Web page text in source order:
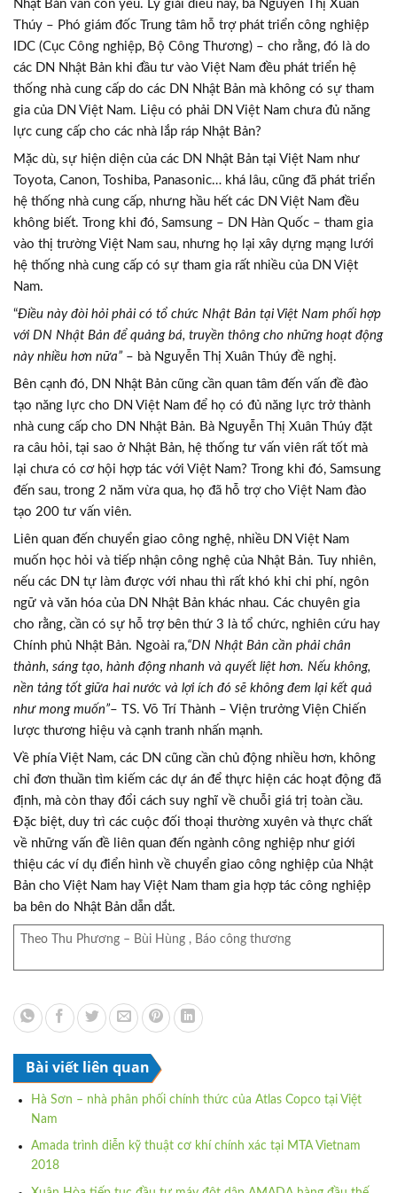
Nhật Bản vẫn còn yếu. Lý giải điều này, bà Nguyễn Thị Xuân
Thúy – Phó giám đốc Trung tâm hỗ trợ phát triển công nghiệp
IDC (Cục Công nghiệp, Bộ Công Thương) – cho rằng, đó là do
các DN Nhật Bản khi đầu tư vào Việt Nam đều phát triển hệ
thống nhà cung cấp do các DN Nhật Bản mà không có sự tham
gia của DN Việt Nam. Liệu có phải DN Việt Nam chưa đủ năng
lực cung cấp cho các nhà lắp ráp Nhật Bản?
Mặc dù, sự hiện diện của các DN Nhật Bản tại Việt Nam như
Toyota, Canon, Toshiba, Panasonic… khá lâu, cũng đã phát triển
hệ thống nhà cung cấp, nhưng hầu hết các DN Việt Nam đều
không biết. Trong khi đó, Samsung – DN Hàn Quốc – tham gia
vào thị trường Việt Nam sau, nhưng họ lại xây dựng mạng lưới
hệ thống nhà cung cấp có sự tham gia rất nhiều của DN Việt
Nam.
“Điều này đòi hỏi phải có tổ chức Nhật Bản tại Việt Nam phối hợp
với DN Nhật Bản để quảng bá, truyền thông cho những hoạt động
này nhiều hơn nữa” – bà Nguyễn Thị Xuân Thúy đề nghị.
Bên cạnh đó, DN Nhật Bản cũng cần quan tâm đến vấn đề đào
tạo năng lực cho DN Việt Nam để họ có đủ năng lực trở thành
nhà cung cấp cho DN Nhật Bản. Bà Nguyễn Thị Xuân Thúy đặt
ra câu hỏi, tại sao ở Nhật Bản, hệ thống tư vấn viên rất tốt mà
lại chưa có cơ hội hợp tác với Việt Nam? Trong khi đó, Samsung
đến sau, trong 2 năm vừa qua, họ đã hỗ trợ cho Việt Nam đào
tạo 200 tư vấn viên.
Liên quan đến chuyển giao công nghệ, nhiều DN Việt Nam
muốn học hỏi và tiếp nhận công nghệ của Nhật Bản. Tuy nhiên,
nếu các DN tự làm được với nhau thì rất khó khi chi phí, ngôn
ngữ và văn hóa của DN Nhật Bản khác nhau. Các chuyên gia
cho rằng, cần có sự hỗ trợ bên thứ 3 là tổ chức, nghiên cứu hay
Chính phủ Nhật Bản. Ngoài ra,“DN Nhật Bản cần phải chân
thành, sáng tạo, hành động nhanh và quyết liệt hơn. Nếu không,
nền tảng tốt giữa hai nước và lợi ích đó sẽ không đem lại kết quả
như mong muốn”– TS. Võ Trí Thành – Viện trưởng Viện Chiến
lược thương hiệu và cạnh tranh nhấn mạnh.
Về phía Việt Nam, các DN cũng cần chủ động nhiều hơn, không
chỉ đơn thuần tìm kiếm các dự án để thực hiện các hoạt động đã
định, mà còn thay đổi cách suy nghĩ về chuỗi giá trị toàn cầu.
Đặc biệt, duy trì các cuộc đối thoại thường xuyên và thực chất
về những vấn đề liên quan đến ngành công nghiệp như giới
thiệu các ví dụ điển hình về chuyển giao công nghiệp của Nhật
Bản cho Việt Nam hay Việt Nam tham gia hợp tác công nghiệp
ba bên do Nhật Bản dẫn dắt.
Theo Thu Phương – Bùi Hùng , Báo công thương
Bài viết liên quan
Hà Sơn – nhà phân phối chính thức của Atlas Copco tại Việt
Nam
Amada trình diễn kỹ thuật cơ khí chính xác tại MTA Vietnam
2018